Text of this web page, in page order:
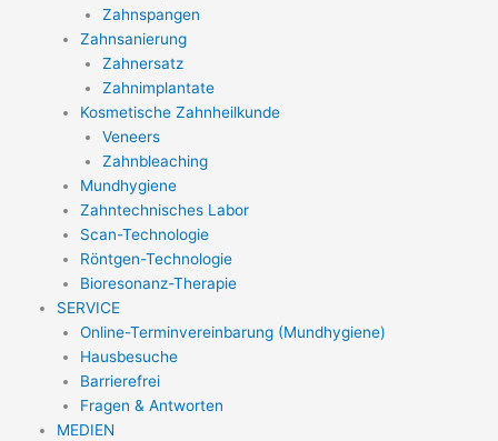
Zahnspangen
Zahnsanierung
Zahnersatz
Zahnimplantate
Kosmetische Zahnheilkunde
Veneers
Zahnbleaching
Mundhygiene
Zahntechnisches Labor
Scan-Technologie
Röntgen-Technologie
Bioresonanz-Therapie
SERVICE
Online-Terminvereinbarung (Mundhygiene)
Hausbesuche
Barrierefrei
Fragen & Antworten
MEDIEN